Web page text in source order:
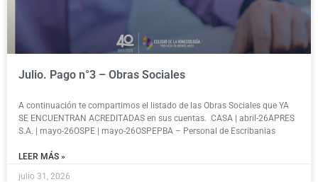
Julio. Pago n°3 – Obras Sociales
A continuación te compartimos el listado de las Obras Sociales que YA
SE ENCUENTRAN ACREDITADAS en sus cuentas. CASA | abril-26APRES
S.A. | mayo-26OSPE | mayo-26OSPEPBA – Personal de Escribanias
LEER MÁS »
julio 31, 2026